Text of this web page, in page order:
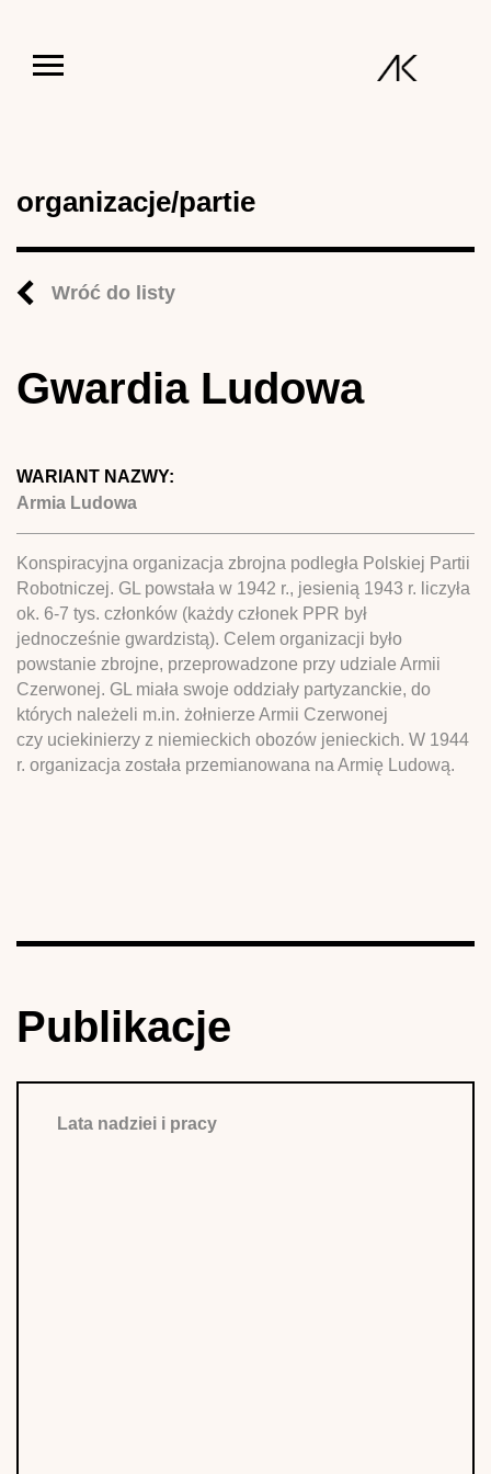
organizacje/partie
Wróć do listy
Gwardia Ludowa
WARIANT NAZWY:
Armia Ludowa
Konspiracyjna organizacja zbrojna podległa Polskiej Partii
Robotniczej. GL powstała w 1942 r., jesienią 1943 r. liczyła
ok. 6-7 tys. członków (każdy członek PPR był
jednocześnie gwardzistą). Celem organizacji było
powstanie zbrojne, przeprowadzone przy udziale Armii
Czerwonej. GL miała swoje oddziały partyzanckie, do
których należeli m.in. żołnierze Armii Czerwonej
czy uciekinierzy z niemieckich obozów jenieckich. W 1944
r. organizacja została przemianowana na Armię Ludową.
Publikacje
Lata nadziei i pracy